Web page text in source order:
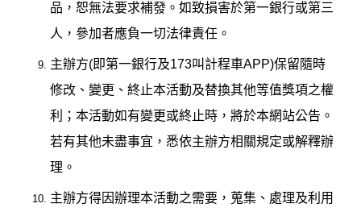
品，恕無法要求補發。如致損害於第一銀行或第三
人，參加者應負一切法律責任。
主辦方(即第一銀行及173叫計程車APP)保留隨時
修改、變更、終止本活動及替換其他等值獎項之權
利；本活動如有變更或終止時，將於本網站公告。
若有其他未盡事宜，悉依主辦方相關規定或解釋辦
理。
主辦方得因辦理本活動之需要，蒐集、處理及利用